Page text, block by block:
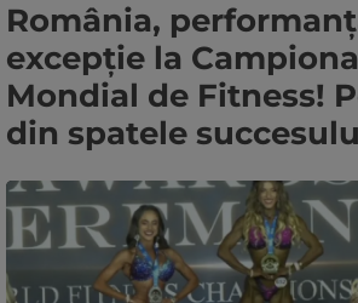
România,
excepție la
Mondial de Fitness!
din spatele